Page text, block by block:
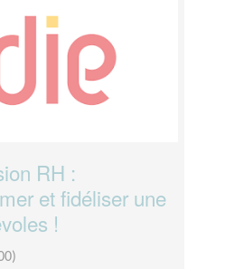
RH :
et fidéliser une
!